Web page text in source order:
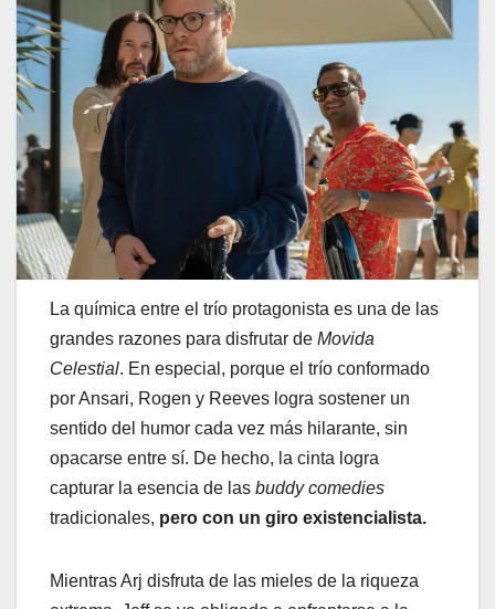
La química entre el trío protagonista es una de las
grandes razones para disfrutar de Movida
Celestial. En especial, porque el trío conformado
por Ansari, Rogen y Reeves logra sostener un
sentido del humor cada vez más hilarante, sin
opacarse entre sí. De hecho, la cinta logra
capturar la esencia de las buddy comedies
tradicionales, pero con un giro existencialista.
Mientras Arj disfruta de las mieles de la riqueza